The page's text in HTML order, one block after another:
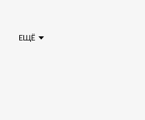
ЕЩЁ